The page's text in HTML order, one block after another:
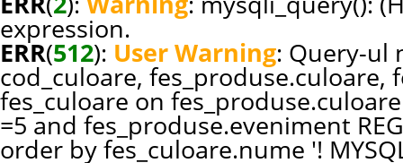
expression.
ERR(512): User Warning: Query-ul
cod_culoare,
fes_culoare on
=5 and fes_produse.eveniment
order by fes_culoare.nume '!